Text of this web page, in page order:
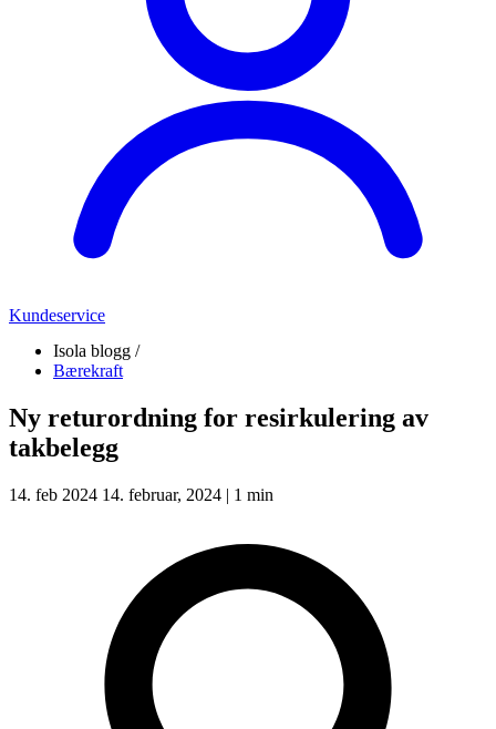
Kundeservice
Isola blogg /
Bærekraft
Ny returordning for resirkulering av
takbelegg
14. feb 2024 14. februar, 2024 | 1 min